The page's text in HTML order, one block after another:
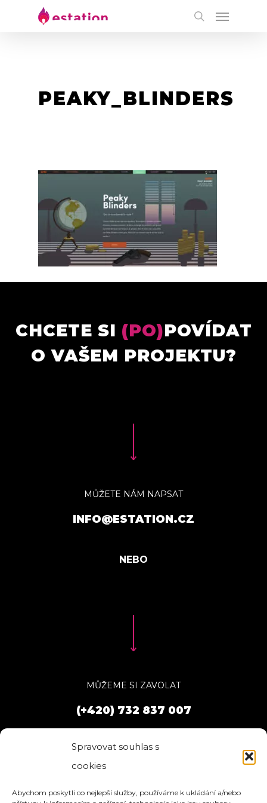
Spravovat souhlas s
cookies
Abychom poskytli co nejlepší služby, používáme k ukládání a/nebo
PEAKY_BLINDERS
CHCETE SI (PO)POVÍDAT
O VAŠEM PROJEKTU?
MŮŽETE NÁM NAPSAT
INFO@ESTATION.CZ
MŮŽEME SI ZAVOLAT
(+420) 732 837 007